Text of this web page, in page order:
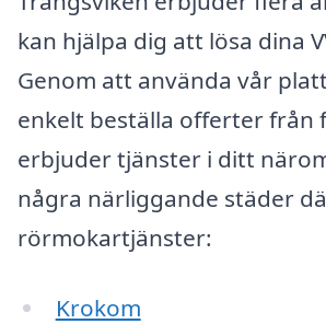
kan hjälpa dig att lösa dina
Genom att använda vår
enkelt beställa offerter från
erbjuder tjänster i ditt
några närliggande städer
rörmokartjänster:
Krokom